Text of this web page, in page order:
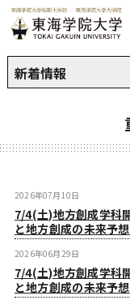
新着情報
2026年07月10日
7/4(土)地方創成学科
と地方創成の未来予
2026年06月29日
7/4(土)地方創成学科
と地方創成の未来予